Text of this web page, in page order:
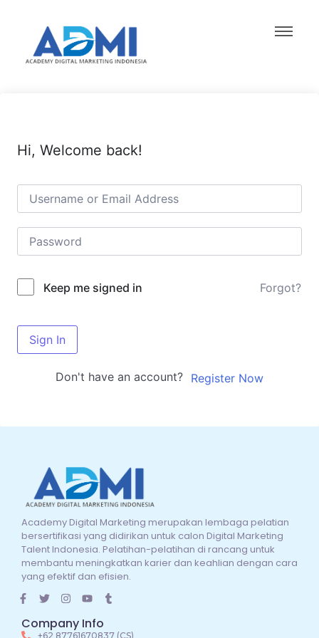
Hi, Welcome back!
Keep me signed in Forgot?
Sign In
Don't have an account? Register Now
Academy Digital Marketing merupakan lembaga pelatian
bersertifikasi yang didirikan untuk calon Digital Marketing
Talent Indonesia. Pelatihan-pelatihan di rancang untuk
membantu meningkatkan karier dan keahlian dengan cara
yang efektif dan efisien.
Company Info
+62 87761670837 (CS)